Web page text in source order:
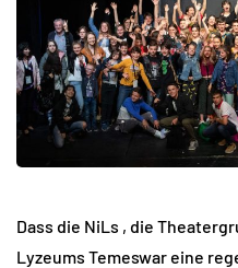
Dass die NiLs , die
Lyzeums Temeswar eine